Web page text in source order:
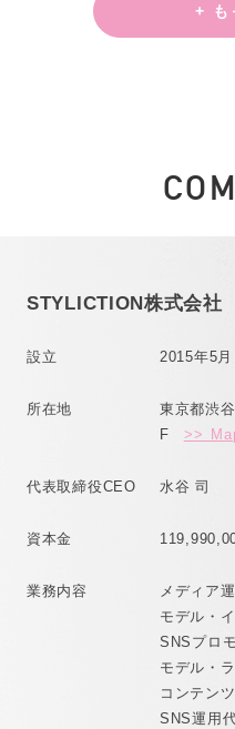
+ も
STYLICTION株式会社
設立 2015年5月
所在地
東京都渋
F
>>
代表取締役CEO 水谷 司
資本金
業務内容
メディア
モデル・
SNSプロ
モデル・
コンテン
SNS運用